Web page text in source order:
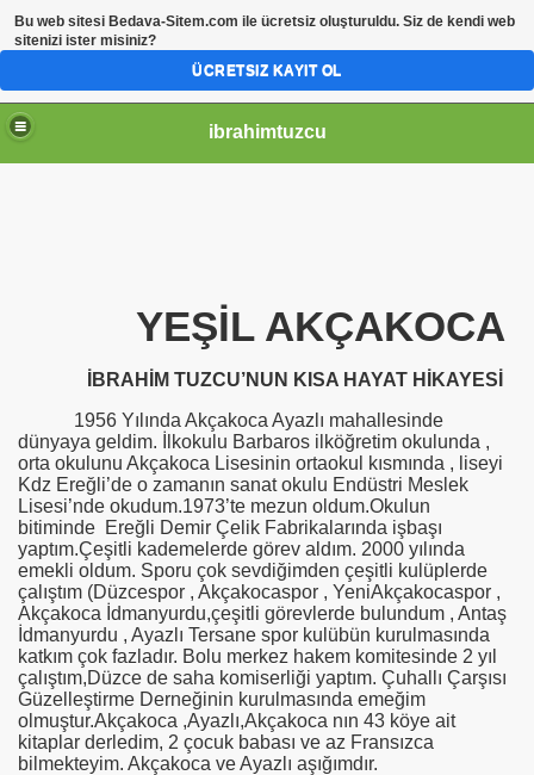
ibrahimtuzcu
YEŞİL AKÇAKOCA
İBRAHİM TUZCU’NUN KISA HAYAT HİKAYESİ
1956 Yılında Akçakoca Ayazlı mahallesinde
dünyaya geldim. İlkokulu Barbaros ilköğretim okulunda ,
orta okulunu Akçakoca Lisesinin ortaokul kısmında , liseyi
Kdz Ereğli’de o zamanın sanat okulu Endüstri Meslek
Lisesi’nde okudum.1973’te mezun oldum.Okulun
bitiminde Ereğli Demir Çelik Fabrikalarında işbaşı
yaptım.Çeşitli kademelerde görev aldım. 2000 yılında
emekli oldum. Sporu çok sevdiğimden çeşitli kulüplerde
çalıştım (Düzcespor , Akçakocaspor , YeniAkçakocaspor ,
Akçakoca İdmanyurdu,çeşitli görevlerde bulundum , Antaş
İdmanyurdu , Ayazlı Tersane spor kulübün kurulmasında
katkım çok fazladır. Bolu merkez hakem komitesinde 2 yıl
çalıştım,Düzce de saha komiserliği yaptım. Çuhallı Çarşısı
Güzelleştirme Derneğinin kurulmasında emeğim
olmuştur.Akçakoca ,Ayazlı,Akçakoca nın 43 köye ait
kitaplar derledim, 2 çocuk babası ve az Fransızca
bilmekteyim. Akçakoca ve Ayazlı aşığımdır.
Bu web sitesi Bedava-Sitem.com ile ücretsiz oluşturuldu. Siz de kendi web
sitenizi ister misiniz?
ÜCRETSIZ KAYIT OL